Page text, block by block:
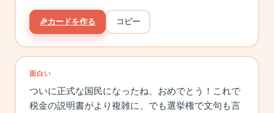
🎉カードを作る コピー
面白い
ついに正式な国民になったね、おめでとう！これで
税金の説明書がより複雑に、でも選挙権で文句も言